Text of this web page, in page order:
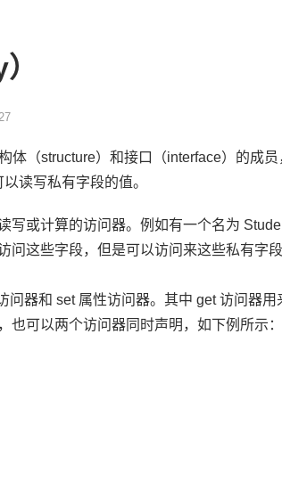
体（structure）和接口（interface）的成
读写私有字段的值。
写或计算的访问器。例如有一个名为
问这些字段，但是可以访问来这些私有字段
问器和 set 属性访问器。其中 get 访问器
可以两个访问器同时声明，如下例所示：